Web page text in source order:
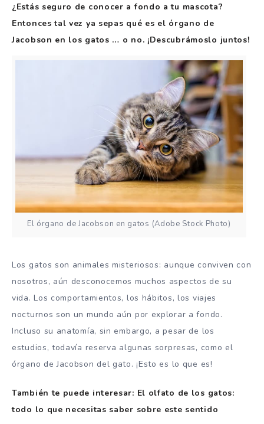
¿Estás seguro de conocer a fondo a tu mascota?
Entonces tal vez ya sepas qué es el órgano de
Jacobson en los gatos … o no. ¡Descubrámoslo juntos!
El órgano de Jacobson en gatos (Adobe Stock Photo)
Los gatos son animales misteriosos: aunque conviven con
nosotros, aún desconocemos muchos aspectos de su
vida. Los comportamientos, los hábitos, los viajes
nocturnos son un mundo aún por explorar a fondo.
Incluso su anatomía, sin embargo, a pesar de los
estudios, todavía reserva algunas sorpresas, como el
órgano de Jacobson del gato. ¡Esto es lo que es!
También te puede interesar: El olfato de los gatos:
todo lo que necesitas saber sobre este sentido